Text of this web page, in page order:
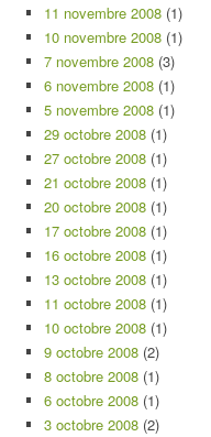
11 novembre 2008 (1)
10 novembre 2008 (1)
7 novembre 2008 (3)
6 novembre 2008 (1)
5 novembre 2008 (1)
29 octobre 2008 (1)
27 octobre 2008 (1)
21 octobre 2008 (1)
20 octobre 2008 (1)
17 octobre 2008 (1)
16 octobre 2008 (1)
13 octobre 2008 (1)
11 octobre 2008 (1)
10 octobre 2008 (1)
9 octobre 2008 (2)
8 octobre 2008 (1)
6 octobre 2008 (1)
3 octobre 2008 (2)